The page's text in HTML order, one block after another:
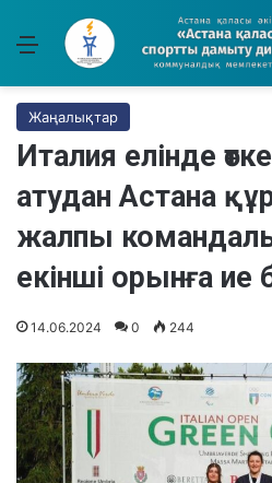
Мәзір
Жаңалықтар
Италия елінде
атудан Астана
жалпы
екінші орынға ие
14.06.2024 0 244